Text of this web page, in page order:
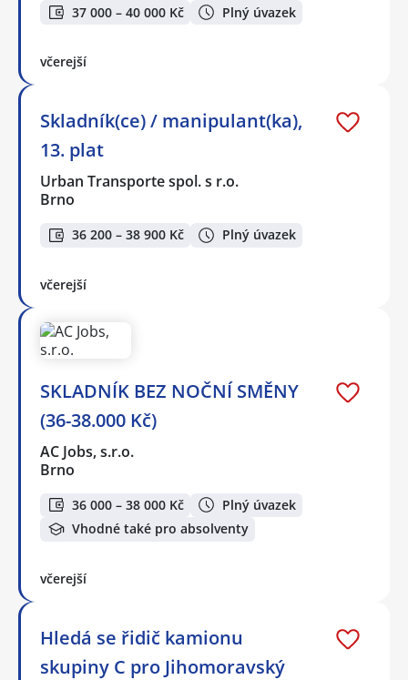
37 000 – 40 000 Kč Plný úvazek
včerejší
Skladník(ce) / manipulant(ka),
13. plat
Urban Transporte spol. s r.o.
Brno
36 200 – 38 900 Kč Plný úvazek
včerejší
SKLADNÍK BEZ NOČNÍ SMĚNY
(36-38.000 Kč)
AC Jobs, s.r.o.
Brno
36 000 – 38 000 Kč
Plný úvazek
Vhodné také pro absolventy
včerejší
Hledá se řidič kamionu
skupiny C pro Jihomoravský